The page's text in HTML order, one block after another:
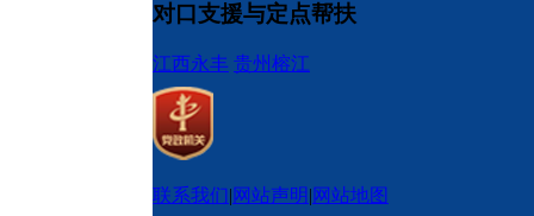
对口支援与定点帮扶
江西永丰 贵州榕江
联系我们|网站声明|网站地图